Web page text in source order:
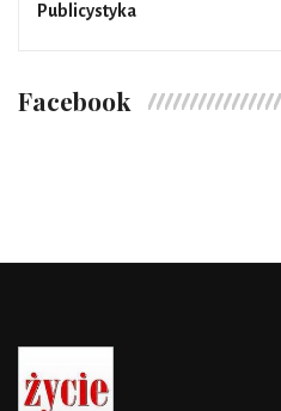
Publicystyka
Facebook